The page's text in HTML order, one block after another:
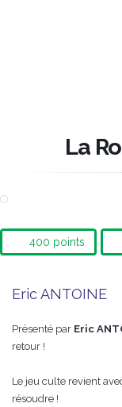
La
400 points
Eric ANTOINE
Présenté par Eric
retour !
Le jeu culte revient
résoudre !